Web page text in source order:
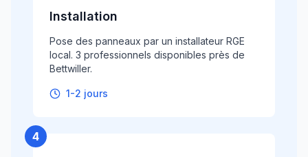
Installation
Pose des panneaux par un installateur RGE
local. 3 professionnels disponibles près de
Bettwiller.
1-2 jours
4